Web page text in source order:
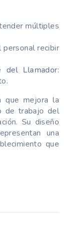
múltiples
personal recibir
del Llamador:
que mejora la
de trabajo del
Su diseño
una
que